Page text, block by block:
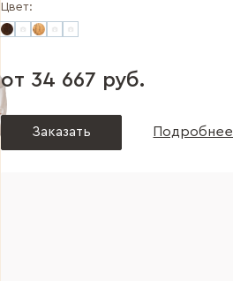
Цвет:
от 34 667 руб.
Заказать Подробнее